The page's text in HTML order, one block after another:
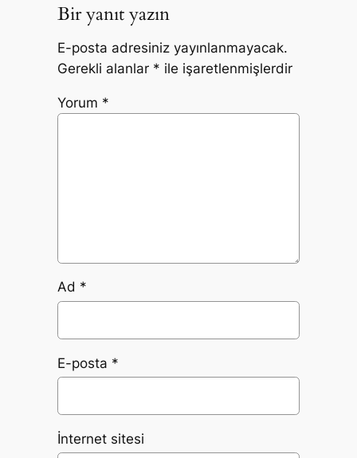
Bir yanıt yazın
E-posta adresiniz yayınlanmayacak.
Gerekli alanlar * ile işaretlenmişlerdir
Yorum *
Ad *
E-posta *
İnternet sitesi